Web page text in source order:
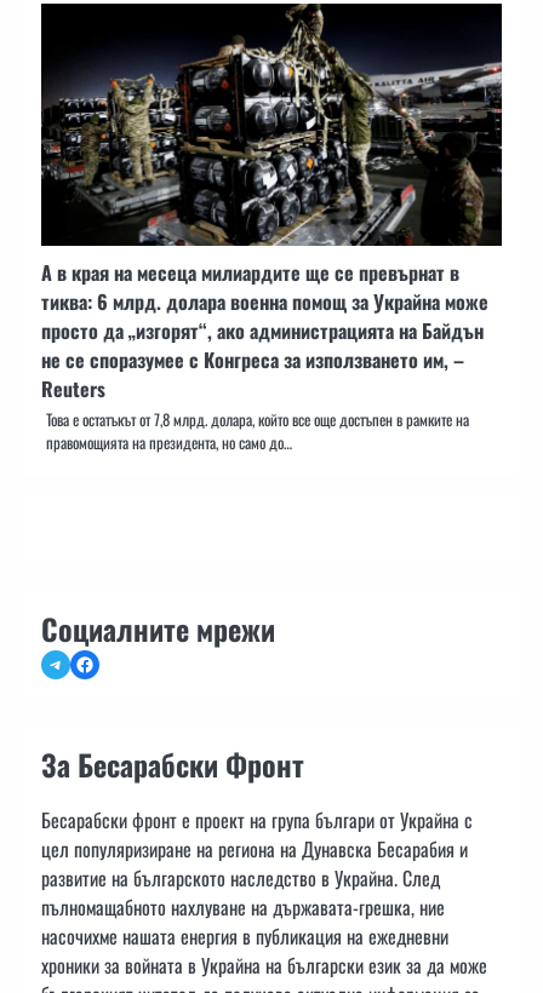
А в края на месеца милиардите ще се превърнат в
тиква: 6 млрд. долара военна помощ за Украйна може
просто да „изгорят“, ако администрацията на Байдън
не се споразумее с Конгреса за използването им, –
Reuters
Това е остатъкът от 7,8 млрд. долара, който все още достъпен в рамките на
правомощията на президента, но само до…
Социалните мрежи
TelegramFacebook
За Бесарабски Фронт
Бесарабски фронт е проект на група българи от Украйна с
цел популяризиране на региона на Дунавска Бесарабия и
развитие на българското наследство в Украйна. След
пълномащабното нахлуване на държавата-грешка, ние
насочихме нашата енергия в публикация на ежедневни
хроники за войната в Украйна на български език за да може